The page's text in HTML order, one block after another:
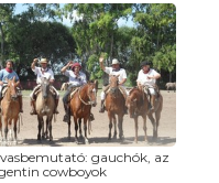
gauchók, az
cowboyok